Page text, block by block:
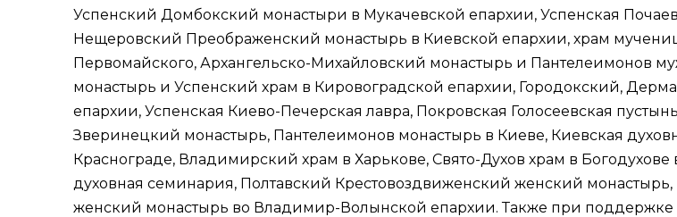
Успенский Домбокский монастыри в Мукачевской епархии, Успенская
Нещеровский Преображенский монастырь в Киевской епархии, храм
Первомайского, Архангельско-Михайловский монастырь и Пантелеимонов
монастырь и Успенский храм в Кировоградской епархии, Городокский,
епархии, Успенская Киево-Печерская лавра, Покровская Голосеевская
Зверинецкий монастырь, Пантелеимонов монастырь в Киеве, Киевская
Краснограде, Владимирский храм в Харькове, Свято-Духов храм в Богодухове
духовная семинария, Полтавский Крестовоздвиженский женский
женский монастырь во Владимир-Волынской епархии. Также при